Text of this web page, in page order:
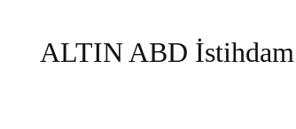
ALTIN ABD İstihdam